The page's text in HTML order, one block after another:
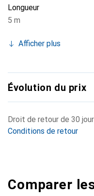
comme dans les sacs
peuvent également être
Longueur
5 m
Afficher plus
Évolution du prix
Droit de retour de 30
Conditions de retour
Comparer